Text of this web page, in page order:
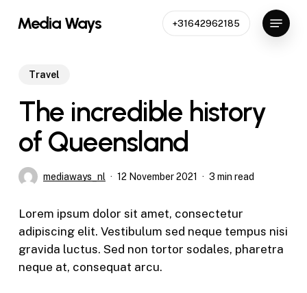
Media Ways +31642962185
Menu
Travel
The incredible history
of Queensland
mediaways_nl 12 November 2021 3 min read
Lorem ipsum dolor sit amet, consectetur
adipiscing elit. Vestibulum sed neque tempus nisi
gravida luctus. Sed non tortor sodales, pharetra
neque at, consequat arcu.